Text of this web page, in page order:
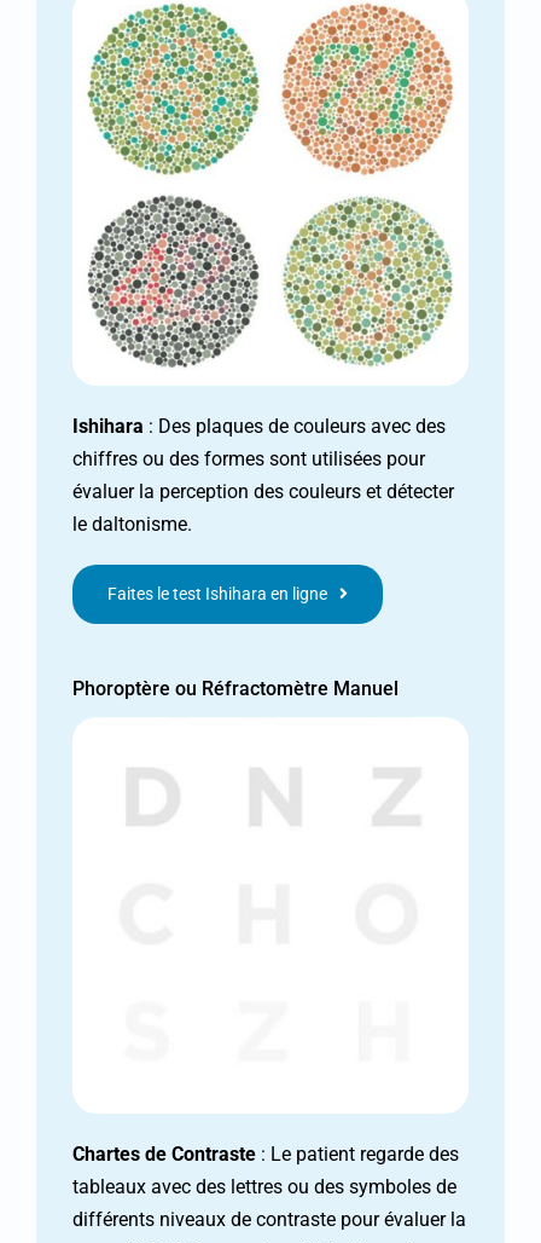
Ishihara : Des plaques de couleurs avec des
chiffres ou des formes sont utilisées pour
évaluer la perception des couleurs et détecter
le daltonisme.
Faites le test Ishihara en ligne
Phoroptère ou Réfractomètre Manuel
Chartes de Contraste : Le patient regarde des
tableaux avec des lettres ou des symboles de
différents niveaux de contraste pour évaluer la